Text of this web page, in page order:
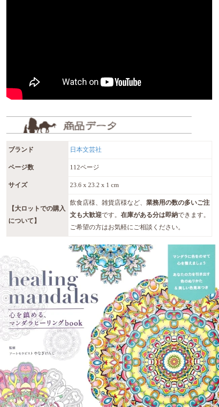
ブランド 日本文芸社
ページ数 112ページ
サイズ 23.6 x 23.2 x 1 cm
【大ロットでの購入
について】
飲食店様、雑貨店様など、業務用の数の多いご注
文も大歓迎です。在庫がある分は即納できます。
ご希望の方はお気軽にご相談ください。